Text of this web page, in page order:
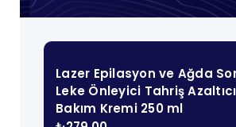
Lazer Epilasyon ve Ağda
Leke Önleyici Tahriş Azaltıcı
Bakım Kremi 250 ml